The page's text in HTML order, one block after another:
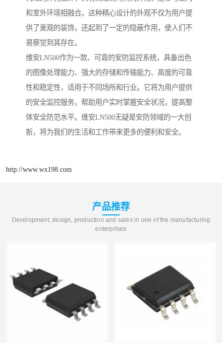
和室外环境相融合。这种精心设计的外观不仅为用户提
供了美观的装饰，还起到了一定的隐蔽作用，使人们不
易察觉到其存在。
维安LN500作为一款、可靠的安防监控系统，具备出色
的图像处理能力、强大的存储和传输能力、高度的可靠
性和稳定性，适用于不同场所和行业。它将为用户提供
的安全监控服务，帮助用户实时掌握安全状况，提高整
体安全防范水平。维安LN500无疑是安防领域的一大创
新，将为我们的生活和工作带来更多的便利和安全。
http://www.wx198.com
产品推荐
Development, design, production and sales in one of the manufacturing
enterprises